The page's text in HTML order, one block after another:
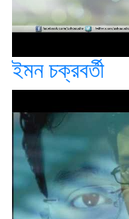
ইমন চক্রবর্তী